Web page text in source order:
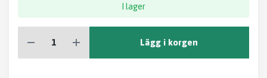
I lager
Lägg i korgen